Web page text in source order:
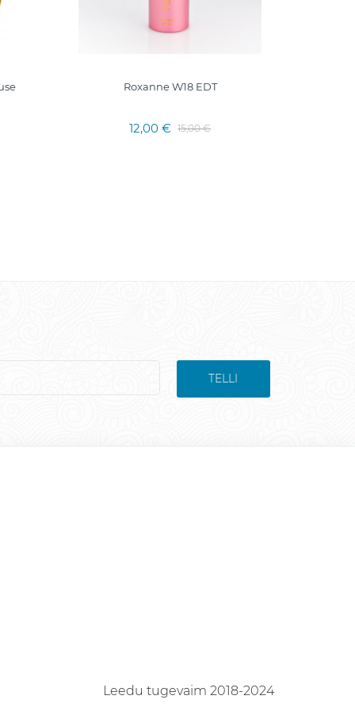
Roxanne W18 EDT
12,00 € 15,00 €
TELLI
Leedu tugevaim 2018-2024